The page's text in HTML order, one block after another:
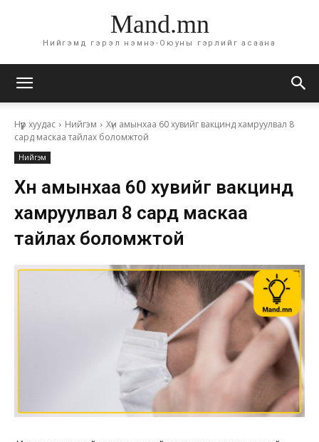
Mand.mn
Нийгэмд гэрэл нэмнэ-Оюуны гэрлийг асаана
Нүүр хуудас Нийгэм
Хүн амынхаа 60 хувийг вакцинд хамруулвал 8
сард маскаа тайлах боломжтой
Нийгэм
Хүн амынхаа 60 хувийг вакцинд
хамруулвал 8 сард маскаа
тайлах боломжтой